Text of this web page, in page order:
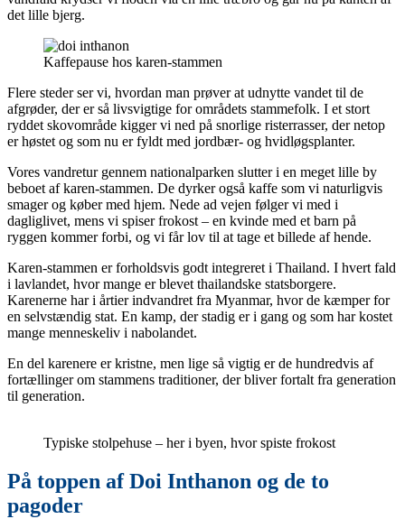
det lille bjerg.
Kaffepause hos karen-stammen
Flere steder ser vi, hvordan man prøver at udnytte vandet til de
afgrøder, der er så livsvigtige for områdets stammefolk. I et stort
ryddet skovområde kigger vi ned på snorlige risterrasser, der netop
er høstet og som nu er fyldt med jordbær- og hvidløgsplanter.
Vores vandretur gennem nationalparken slutter i en meget lille by
beboet af karen-stammen. De dyrker også kaffe som vi naturligvis
smager og køber med hjem. Nede ad vejen følger vi med i
dagliglivet, mens vi spiser frokost – en kvinde med et barn på
ryggen kommer forbi, og vi får lov til at tage et billede af hende.
Karen-stammen er forholdsvis godt integreret i Thailand. I hvert fald
i lavlandet, hvor mange er blevet thailandske statsborgere.
Karenerne har i årtier indvandret fra Myanmar, hvor de kæmper for
en selvstændig stat. En kamp, der stadig er i gang og som har kostet
mange menneskeliv i nabolandet.
En del karenere er kristne, men lige så vigtig er de hundredvis af
fortællinger om stammens traditioner, der bliver fortalt fra generation
til generation.
Typiske stolpehuse – her i byen, hvor spiste frokost
På toppen af Doi Inthanon og de to
pagoder